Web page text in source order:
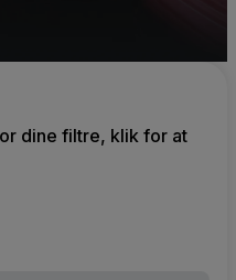
dine filtre, klik for at